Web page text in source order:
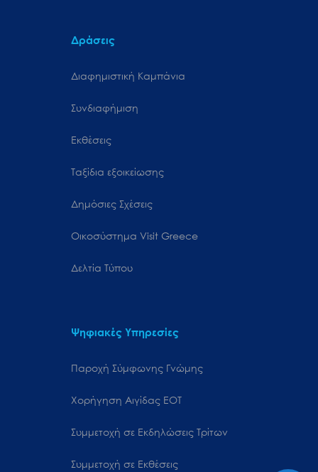
Δράσεις
Διαφημιστική Καμπάνια
Συνδιαφήμιση
Εκθέσεις
Ταξίδια εξοικείωσης
Δημόσιες Σχέσεις
Oικοσύστημα Visit Greece
Δελτία Τύπου
Ψηφιακές Υπηρεσίες
Παροχή Σύμφωνης Γνώμης
Χορήγηση Αιγίδας ΕΟΤ
Συμμετοχή σε Εκδηλώσεις Τρίτων
Συμμετοχή σε Εκθέσεις